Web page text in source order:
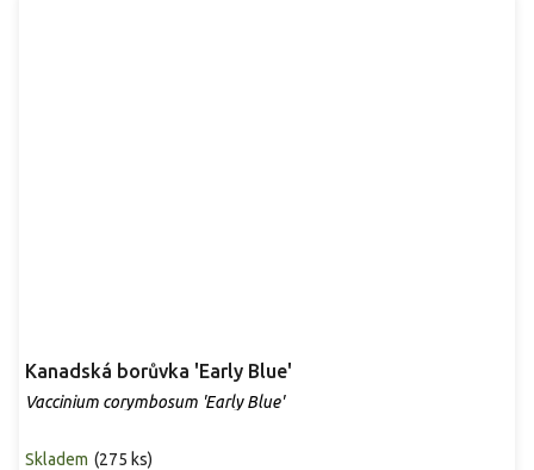
Kanadská borůvka 'Early Blue'
Vaccinium corymbosum 'Early Blue'
Skladem (275 ks)